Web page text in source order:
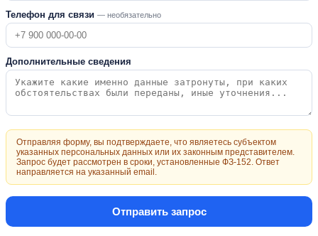
Телефон для связи — необязательно
Дополнительные сведения
Отправляя форму, вы подтверждаете, что являетесь субъектом
указанных персональных данных или их законным представителем.
Запрос будет рассмотрен в сроки, установленные ФЗ-152. Ответ
направляется на указанный email.
Отправить запрос